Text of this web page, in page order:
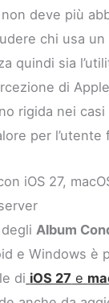
non deve più
chi usa
quindi sia
di
rigida nei
per l’utente
iOS 27,
Album
e Windows è
di iOS 27 e